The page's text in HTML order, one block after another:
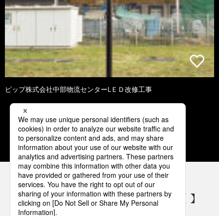
ピップ株式会社中部物流センターLＥＤ改修工事
1 2 3 4 5
パナソニックの電気設備 SNSアカウント